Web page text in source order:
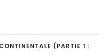
(PARTIE 1 :